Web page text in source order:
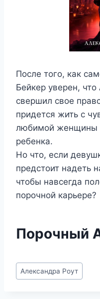
После того, как
Бейкер уверен,
свершил свое
придется жить с
любимой женщины
ребенка.
Но что, если
предстоит надеть
чтобы навсегда
порочной карьере?
Порочный
Метки
записи:
Александра Роут